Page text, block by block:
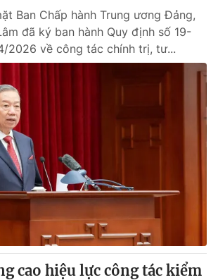
Ban Chấp hành Trung ương Đảng,
đã ký ban hành Quy định số 19-
2026 về công tác chính trị, tư...
cao hiệu lực công tác kiểm